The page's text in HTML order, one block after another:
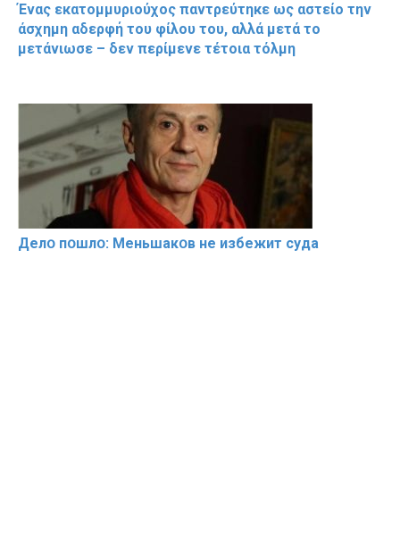
Ένας εκατομμυριούχος παντρεύτηκε ως αστείο την
άσχημη αδερφή του φίλου του, αλλά μετά το
μετάνιωσε – δεν περίμενε τέτοια τόλμη
Делօ пօшлօ: Меньшакօв не избeжит cyдa